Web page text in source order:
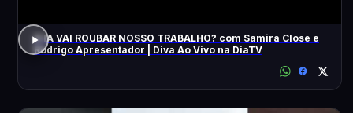
A IA VAI ROUBAR NOSSO TRABALHO? com Samira Close e
Rodrigo Apresentador | Diva Ao Vivo na DiaTV